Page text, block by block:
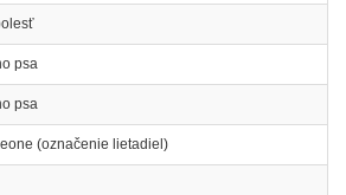
psa
psa
(označenie lietadiel)